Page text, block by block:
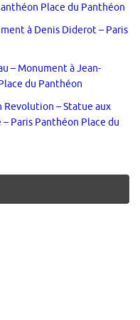
Place du Panthéon
à Denis Diderot – Paris
– Monument à Jean-
du Panthéon
– Statue aux
Paris Panthéon Place du